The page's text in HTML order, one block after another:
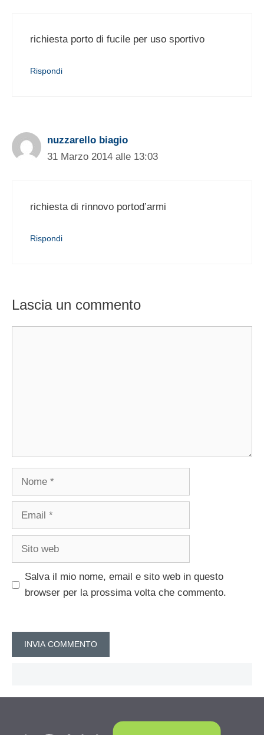
richiesta porto di fucile per uso sportivo
Rispondi
nuzzarello biagio
31 Marzo 2014 alle 13:03
richiesta di rinnovo portod’armi
Rispondi
Lascia un commento
Nome
Email
Sito
Salva il mio nome, email e sito web in questo
browser per la prossima volta che commento.